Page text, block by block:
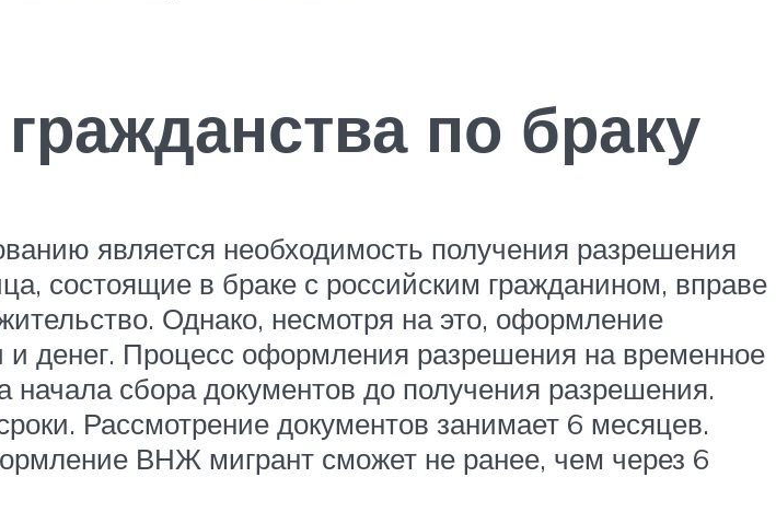
по браку
является необходимость получения разрешения
состоящие в браке с российским гражданином, вправе
Однако, несмотря на это, оформление
денег. Процесс оформления разрешения на временное
сбора документов до получения разрешения.
Рассмотрение документов занимает 6 месяцев.
ВНЖ мигрант сможет не ранее, чем через 6